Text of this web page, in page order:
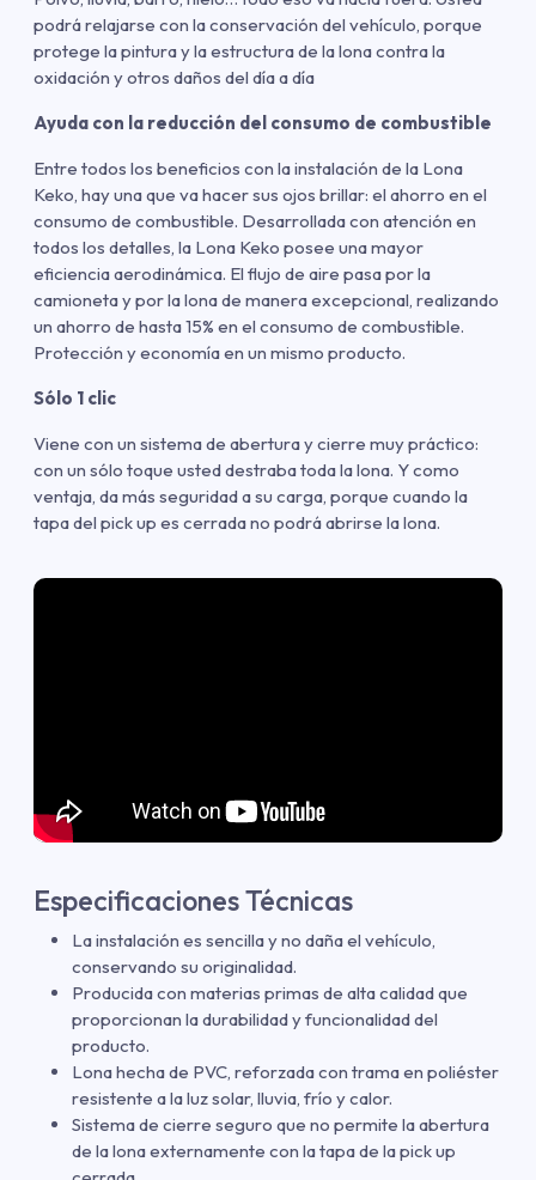
podrá relajarse con la conservación del vehículo, porque
protege la pintura y la estructura de la lona contra la
oxidación y otros daños del día a día
Ayuda con la reducción del consumo de combustible
Entre todos los beneficios con la instalación de la Lona
Keko, hay una que va hacer sus ojos brillar: el ahorro en el
consumo de combustible. Desarrollada con atención en
todos los detalles, la Lona Keko posee una mayor
eficiencia aerodinámica. El flujo de aire pasa por la
camioneta y por la lona de manera excepcional, realizando
un ahorro de hasta 15% en el consumo de combustible.
Protección y economía en un mismo producto.
Sólo 1 clic
Viene con un sistema de abertura y cierre muy práctico:
con un sólo toque usted destraba toda la lona. Y como
ventaja, da más seguridad a su carga, porque cuando la
tapa del pick up es cerrada no podrá abrirse la lona.
Especificaciones Técnicas
La instalación es sencilla y no daña el vehículo,
conservando su originalidad.
Producida con materias primas de alta calidad que
proporcionan la durabilidad y funcionalidad del
producto.
Lona hecha de PVC, reforzada con trama en poliéster
resistente a la luz solar, lluvia, frío y calor.
Sistema de cierre seguro que no permite la abertura
de la lona externamente con la tapa de la pick up